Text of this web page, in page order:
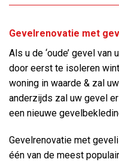
Gevelrenovatie met
Als u de ‘oude’ gevel
door eerst te isoleren
woning in waarde & zal
anderzijds zal uw gevel
een nieuwe
Gevelrenovatie met
één van de meest